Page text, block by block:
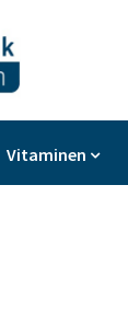
Vitaminen